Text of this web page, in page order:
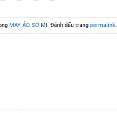
MAY ÁO SƠ MI. Đánh dấu trangpermalink.